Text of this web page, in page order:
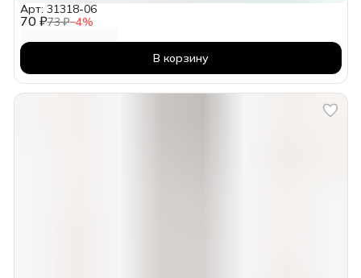
70 ₽73 ₽−4%
Арт: 31318-06
В корзину